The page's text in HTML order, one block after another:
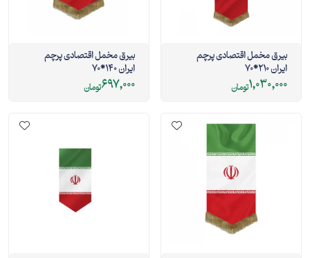
بیرق مخمل اقتصادی پرچم
ایران 210*70
1,030,000تومان
بیرق مخمل اقتصادی پرچم
ایران 140*70
697,000تومان